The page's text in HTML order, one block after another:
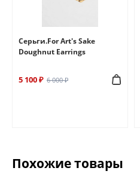
Серьги.For Art's Sake
Doughnut Earrings
5 100 ₽ 6 000 ₽
Похожие товары